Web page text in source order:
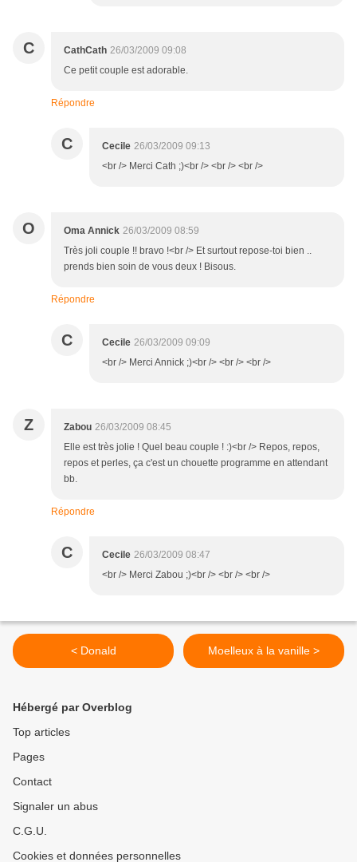
C CathCath 26/03/2009 09:08
Ce petit couple est adorable.
Répondre
C Cecile 26/03/2009 09:13
<br /> Merci Cath ;)<br /> <br /> <br />
O Oma Annick 26/03/2009 08:59
Très joli couple !! bravo !<br /> Et surtout repose-toi bien ..
prends bien soin de vous deux ! Bisous.
Répondre
C Cecile 26/03/2009 09:09
<br /> Merci Annick ;)<br /> <br /> <br />
Z Zabou 26/03/2009 08:45
Elle est très jolie ! Quel beau couple ! :)<br /> Repos, repos,
repos et perles, ça c'est un chouette programme en attendant
bb.
Répondre
C Cecile 26/03/2009 08:47
<br /> Merci Zabou ;)<br /> <br /> <br />
< Donald Moelleux à la vanille >
Hébergé par Overblog
Top articles
Pages
Contact
Signaler un abus
C.G.U.
Cookies et données personnelles